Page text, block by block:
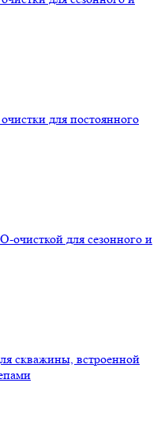
для постоянного
очисткой для сезонного и
скважины, встроенной